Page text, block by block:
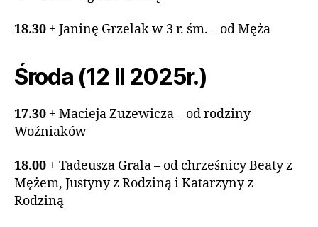
18.30 + Janinę Grzelak w 3 r. śm. – od Męża
Środa (12 II 2025r.)
17.30 + Macieja Zuzewicza – od rodziny
Woźniaków
18.00 + Tadeusza Grala – od chrześnicy Beaty z
Mężem, Justyny z Rodziną i Katarzyny z
Rodziną